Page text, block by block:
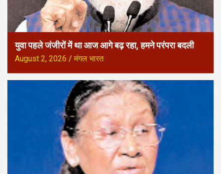
युवा पहले जंजीरों में था आज आगे बढ़ रहा, हमने परंपरा बदली
August 2, 2026 मंगल भारत